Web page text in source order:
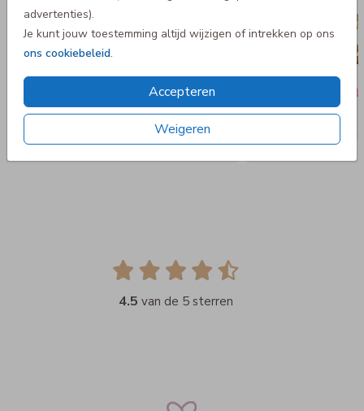
advertenties).
Je kunt jouw toestemming altijd wijzigen of intrekken op ons
ons cookiebeleid.
Accepteren
Weigeren
4.5 van de 5 sterren